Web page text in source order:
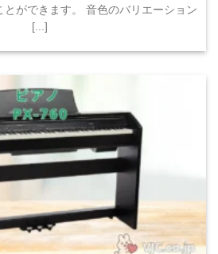
ができます。 音色のバリエーション
[...]